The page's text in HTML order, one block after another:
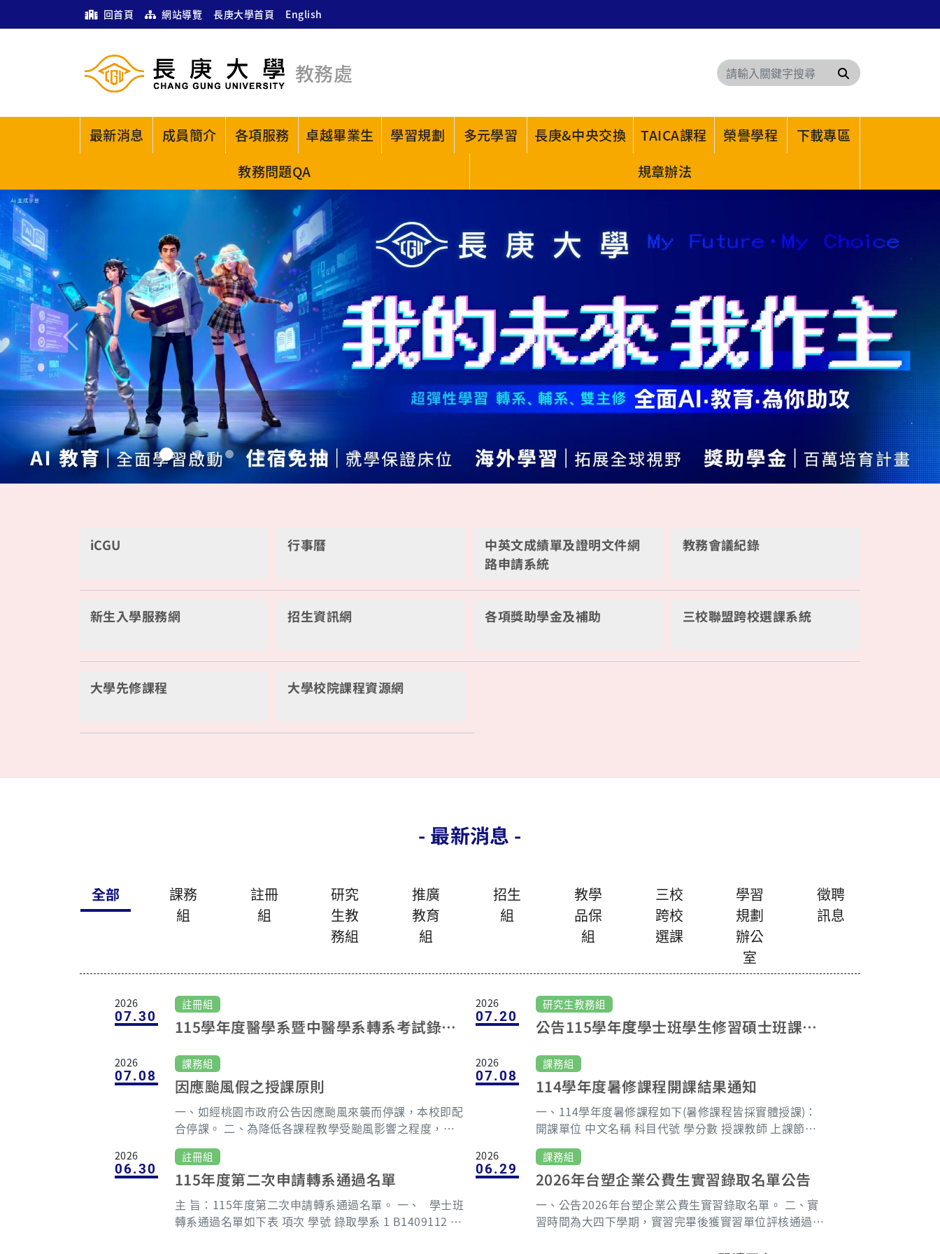
回首頁 網站導覽 長庚大學首頁 English
教務處 搜尋
最新消息 成員簡介 各項服務 卓越畢業生 學習規劃 多元學習 長庚&中央交換 TAICA課程 榮譽學程
下載專區
教務問題QA
規章辦法
Previous Next
iCGU 行事曆
中英文成績單及證明文件網
路申請系統
教務會議紀錄
新生入學服務網 招生資訊網 各項獎助學金及補助 三校聯盟跨校選課系統
大學先修課程 大學校院課程資源網
- 最新消息 -
全部
課務
組
註冊
組
研究
生教
務組
推廣
教育
組
招生
組
教學
品保
組
三校
跨校
選課
學習
規劃
辦公
室
徵聘
訊息
2026
07.30
註冊組
115學年度醫學系暨中醫學系轉系考試錄取
2026
07.20
研究生教務組
公告115學年度學士班學生修習碩士班課程
2026
07.08
課務組
因應颱風假之授課原則
一、如經桃園市政府公告因應颱風來襲而停課，本校即配
合停課。 二、為降低各課程教學受颱風影響之程度，課
程負責教師以學生學習不中斷為原則，得透過各種方式
(包括：預錄教學影片、同步遠距、非同步教學、出作業
或其他得以評分之方式等)進行教學，以維持課程進度，
或實驗等)而有調整授課日期之必要，請課程負責教師應
事先與學生充分溝通並取得共識，以避免衍生影響學生權
2026
07.08
課務組
114學年度暑修課程開課結果通知
一、114學年度暑修課程如下(暑修課程皆採實體授課)：
開課單位 中文名稱 科目代號 學分數 授課教師 上課節次
備註 授課教室 工學院 微積分(1) ECS001 3 賴冠宇 二、
三、四/ 2-4 暑修課程6/30-8/20，7/20-7/30請假 M020
3R 工學院 微積分(2) ECS002 3 許清山 二、四/ 5-8 暑修
院 普通物理學(2) ECS004 3 倪澤恩 一、三、五/ 2-4 暑
2026
06.30
註冊組
115年度第二次申請轉系通過名單
主 旨：115年度第二次申請轉系通過名單。 一、 學士班
轉系通過名單如下表 項次 學號 錄取學系 1 B1409112 醫
2026
06.29
課務組
2026年台塑企業公費生實習錄取名單公告
一、公告2026年台塑企業公費生實習錄取名單。 二、實
習時間為大四下學期，實習完畢後獲實習單位評核通過